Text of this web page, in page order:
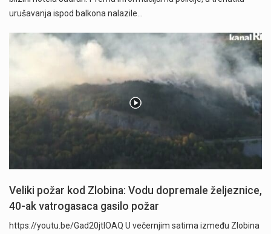
urušavanja ispod balkona nalazile…
Veliki požar kod Zlobina: Vodu dopremale željeznice,
40-ak vatrogasaca gasilo požar
https://youtu.be/Gad20jtIOAQ U večernjim satima između Zlobina